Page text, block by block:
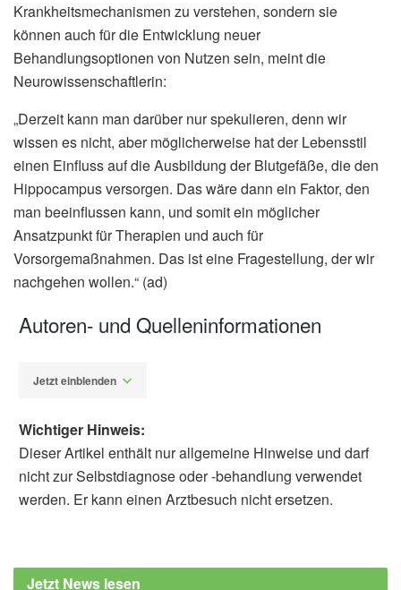
Krankheitsmechanismen zu verstehen, sondern sie
können auch für die Entwicklung neuer
Behandlungsoptionen von Nutzen sein, meint die
Neurowissenschaftlerin:
„Derzeit kann man darüber nur spekulieren, denn wir
wissen es nicht, aber möglicherweise hat der Lebensstil
einen Einfluss auf die Ausbildung der Blutgefäße, die den
Hippocampus versorgen. Das wäre dann ein Faktor, den
man beeinflussen kann, und somit ein möglicher
Ansatzpunkt für Therapien und auch für
Vorsorgemaßnahmen. Das ist eine Fragestellung, der wir
nachgehen wollen.“ (ad)
Autoren- und Quelleninformationen
Jetzt einblenden
Erkrankungen e.V. (DZNE): Gemeinsame
Wichtiger Hinweis:
Dieser Artikel enthält nur allgemeine Hinweise und darf
nicht zur Selbstdiagnose oder -behandlung verwendet
werden. Er kann einen Arztbesuch nicht ersetzen.
Jetzt News lesen